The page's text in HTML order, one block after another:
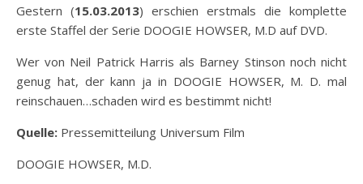
Gestern (15.03.2013) erschien erstmals die komplette
erste Staffel der Serie DOOGIE HOWSER, M.D auf DVD.
Wer von Neil Patrick Harris als Barney Stinson noch nicht
genug hat, der kann ja in DOOGIE HOWSER, M. D. mal
reinschauen…schaden wird es bestimmt nicht!
Quelle: Pressemitteilung Universum Film
DOOGIE HOWSER, M.D.